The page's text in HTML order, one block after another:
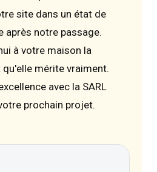
site dans un état de
après notre passage.
à votre maison la
mérite vraiment.
avec la SARL
prochain projet.